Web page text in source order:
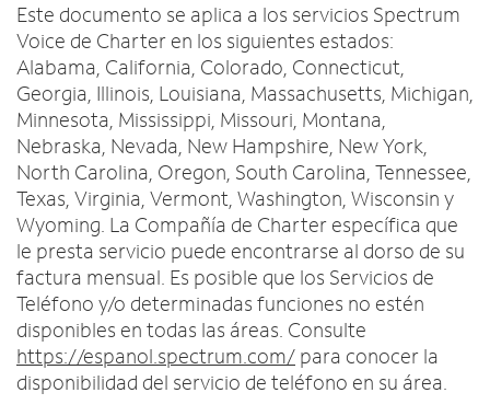
i
s
a
Este documento se aplica a los servicios Spectrum
Voice de Charter en los siguientes estados:
Alabama, California, Colorado, Connecticut,
Georgia, Illinois, Louisiana, Massachusetts, Michigan,
Minnesota, Mississippi, Missouri, Montana,
Nebraska, Nevada, New Hampshire, New York,
North Carolina, Oregon, South Carolina, Tennessee,
Texas, Virginia, Vermont, Washington, Wisconsin y
Wyoming. La Compañía de Charter específica que
le presta servicio puede encontrarse al dorso de su
factura mensual. Es posible que los Servicios de
Teléfono y/o determinadas funciones no estén
disponibles en todas las áreas. Consulte
https://espanol.spectrum.com/ para conocer la
disponibilidad del servicio de teléfono en su área.